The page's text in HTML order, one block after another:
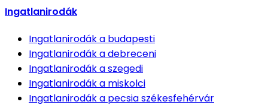
Ingatlanirodák
Ingatlanirodáka budapesti
Ingatlanirodáka debreceni
Ingatlanirodáka szegedi
Ingatlanirodáka miskolci
Ingatlanirodáka pecsia székesfehérvár